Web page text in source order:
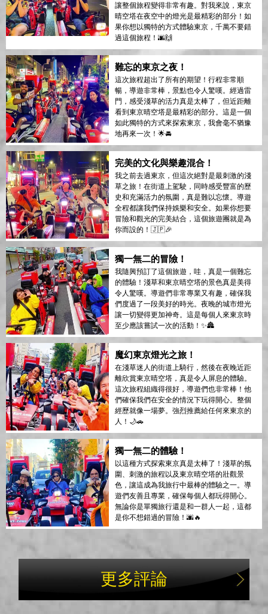
讓整個旅程變得非常有趣。對我來說，東京
晴空塔在夜空中的燈光是最精彩的部分！如
果你想以獨特的方式體驗東京，千萬不要錯
過這個旅程！🌆🙌
難忘的東京之夜！
這次旅程超出了所有的期望！行程非常順
暢，導遊非常棒，景點也令人驚嘆。經過雷
門，感受淺草的活力真是太棒了，但近距離
看到東京晴空塔是最精彩的部分。這是一個
如此獨特的方式來探索東京，我會毫不猶豫
地再來一次！🌟🚘
完美的文化與樂趣混合！
我之前去過東京，但這次絕對是最刺激的淺
草之旅！在街道上駕駛，同時感受豐富的歷
史和充滿活力的氛圍，真是難以忘懷。導遊
全程都讓我們保持娛樂和安全。如果你想要
冒險和觀光的完美結合，這個旅遊團就是為
你而設的！🇯🇵🎉
獨一無二的冒險！
我隨興預訂了這個旅遊，哇，真是一個難忘
的體驗！淺草和東京晴空塔的景色真是美得
令人驚嘆。導遊們非常專業又有趣，確保我
們度過了一段美好的時光。夜晚的城市燈光
讓一切變得更加神奇。這是每個人來東京時
至少應該嘗試一次的活動！✨🏯
魔幻東京燈光之旅！
在淺草迷人的街道上騎行，然後在夜晚近距
離欣賞東京晴空塔，真是令人屏息的體驗。
這次旅程組織得很好，導遊們也非常棒！他
們確保我們在安全的情況下玩得開心。整個
經歷就像一場夢。強烈推薦給任何來東京的
人！🌙🚗
獨一無二的體驗！
以這種方式探索東京真是太棒了！淺草的氛
圍、刺激的旅程以及東京晴空塔的壯觀景
色，讓這成為我旅行中最棒的體驗之一。導
遊們友善且專業，確保每個人都玩得開心。
無論你是單獨旅行還是和一群人一起，這都
是你不想錯過的冒險！🌆🔥
更多評論